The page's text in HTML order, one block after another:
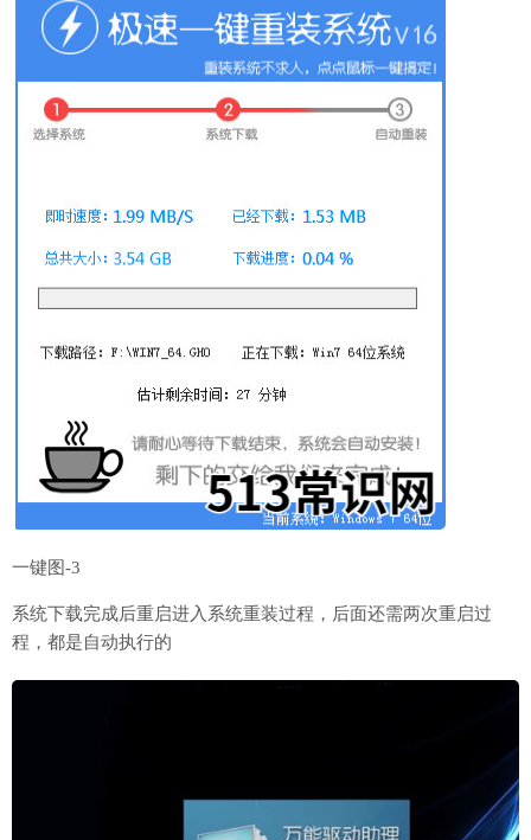
一键图-3
系统下载完成后重启进入系统重装过程，后面还需两次重启过
程，都是自动执行的